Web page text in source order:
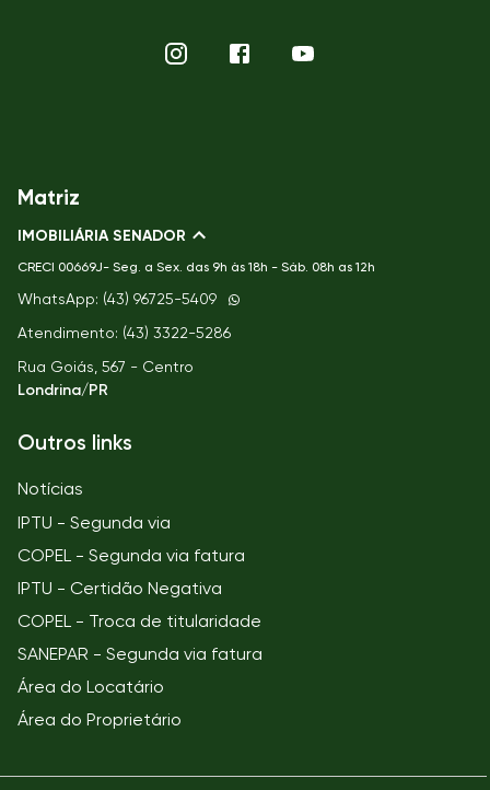
Matriz
IMOBILIÁRIA SENADOR
CRECI 00669J- Seg. a Sex. das 9h às 18h - Sáb. 08h as 12h
WhatsApp: (43) 96725-5409
Atendimento: (43) 3322-5286
Rua Goiás, 567 - Centro
Londrina/PR
Outros links
Notícias
IPTU - Segunda via
COPEL - Segunda via fatura
IPTU - Certidão Negativa
COPEL - Troca de titularidade
SANEPAR - Segunda via fatura
Área do Locatário
Área do Proprietário